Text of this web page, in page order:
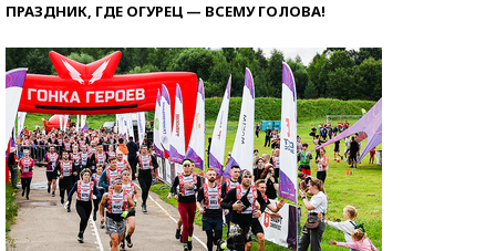
ПРАЗДНИК, ГДЕ ОГУРЕЦ — ВСЕМУ ГОЛОВА!